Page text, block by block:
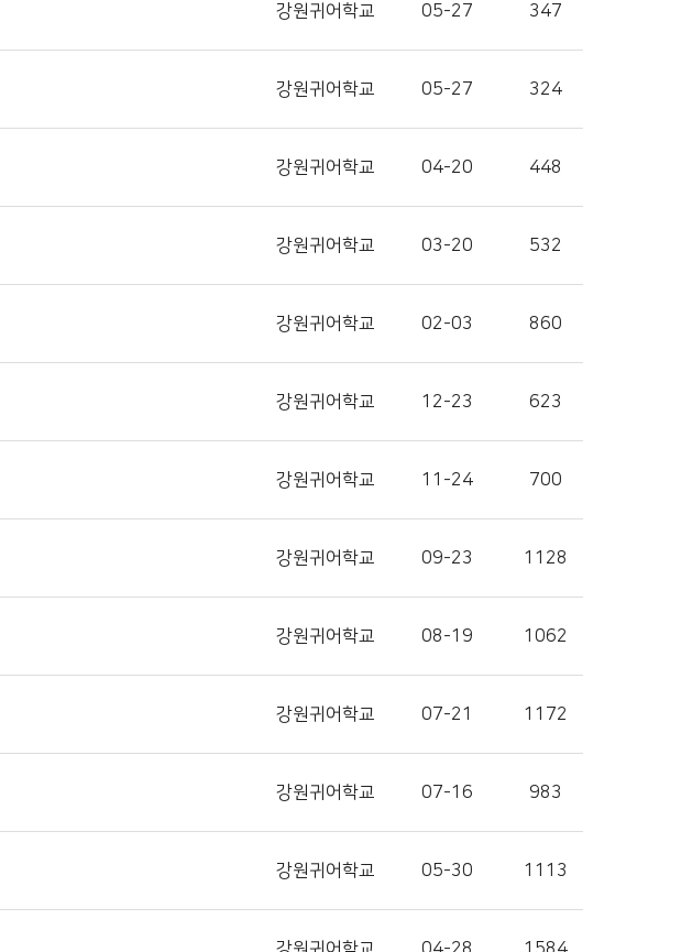
강원귀어학교 05-27 347
강원귀어학교 05-27 324
강원귀어학교 04-20 448
강원귀어학교 03-20 532
강원귀어학교 02-03 860
강원귀어학교 12-23 623
강원귀어학교 11-24 700
강원귀어학교 09-23 1128
강원귀어학교 08-19 1062
강원귀어학교 07-21 1172
강원귀어학교 07-16 983
강원귀어학교 05-30 1113